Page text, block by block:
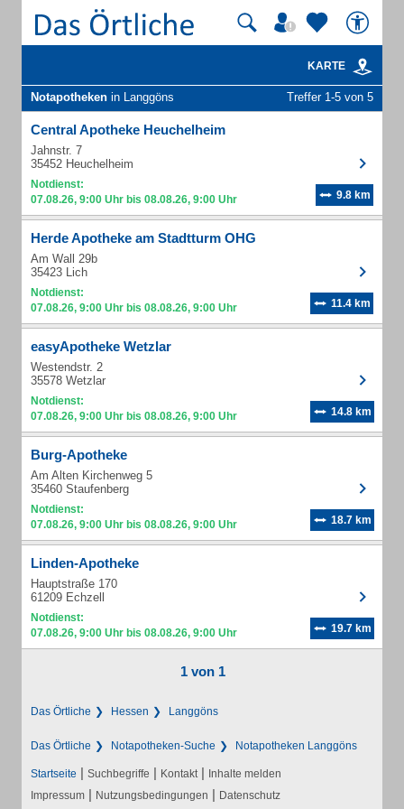
KARTE
Notapotheken in Langgöns Treffer 1-5 von 5
Central Apotheke Heuchelheim
Jahnstr. 7
35452 Heuchelheim
Notdienst:
07.08.26, 9:00 Uhr bis 08.08.26, 9:00 Uhr
9.8 km
Herde Apotheke am Stadtturm OHG
Am Wall 29b
35423 Lich
Notdienst:
07.08.26, 9:00 Uhr bis 08.08.26, 9:00 Uhr
11.4 km
easyApotheke Wetzlar
Westendstr. 2
35578 Wetzlar
Notdienst:
07.08.26, 9:00 Uhr bis 08.08.26, 9:00 Uhr
14.8 km
Burg-Apotheke
Am Alten Kirchenweg 5
35460 Staufenberg
Notdienst:
07.08.26, 9:00 Uhr bis 08.08.26, 9:00 Uhr
18.7 km
Linden-Apotheke
Hauptstraße 170
61209 Echzell
Notdienst:
07.08.26, 9:00 Uhr bis 08.08.26, 9:00 Uhr
19.7 km
1 von 1
Das Örtliche Hessen Langgöns
Das Örtliche Notapotheken-Suche Notapotheken Langgöns
Startseite | Suchbegriffe | Kontakt | Inhalte melden
Impressum | Nutzungsbedingungen | Datenschutz